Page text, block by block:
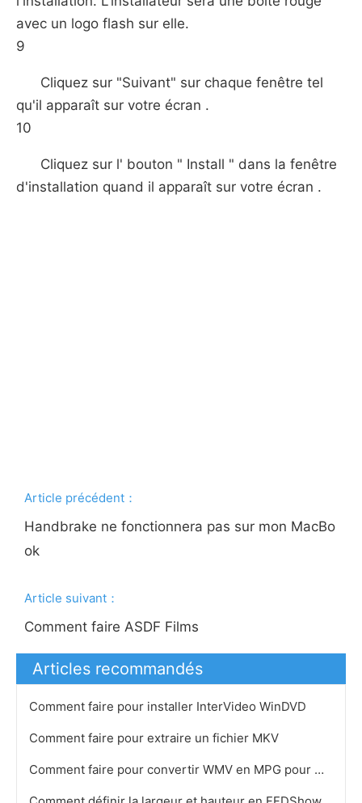
avec un logo flash sur elle.
9
Cliquez sur "Suivant" sur chaque fenêtre tel
qu'il apparaît sur votre écran .
10
Cliquez sur l' bouton " Install " dans la fenêtre
d'installation quand il apparaît sur votre écran .
Article précédent：
Handbrake ne fonctionnera pas sur mon MacBo
ok
Article suivant：
Comment faire ASDF Films
Articles recommandés
Comment faire pour installer InterVideo WinDVD
Comment faire pour extraire un fichier MKV
Comment faire pour convertir WMV en MPG pour Mac